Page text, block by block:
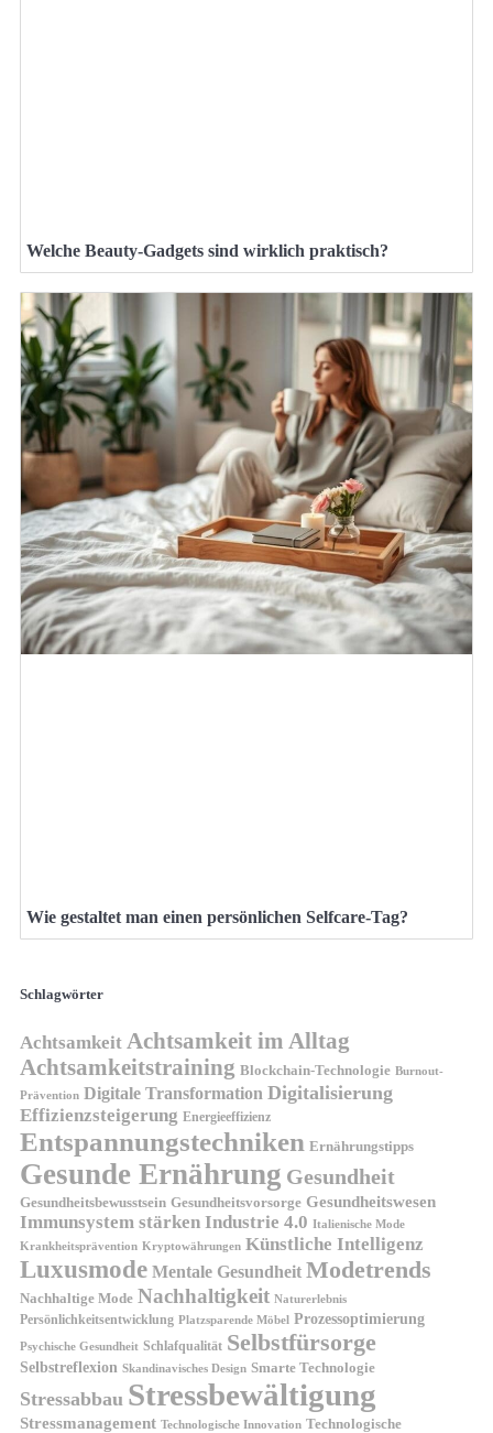
Welche Beauty-Gadgets sind wirklich praktisch?
Wie gestaltet man einen persönlichen Selfcare-Tag?
Schlagwörter
Achtsamkeit Achtsamkeit im Alltag
Achtsamkeitstraining Blockchain-Technologie Burnout-
Prävention Digitale Transformation Digitalisierung
Effizienzsteigerung Energieeffizienz
Entspannungstechniken Ernährungstipps
Gesunde Ernährung Gesundheit
Gesundheitsbewusstsein Gesundheitsvorsorge Gesundheitswesen
Immunsystem stärken Industrie 4.0 Italienische Mode
Krankheitsprävention Kryptowährungen Künstliche Intelligenz
Luxusmode Mentale Gesundheit Modetrends
Nachhaltige Mode Nachhaltigkeit Naturerlebnis
Persönlichkeitsentwicklung Platzsparende Möbel Prozessoptimierung
Psychische Gesundheit Schlafqualität Selbstfürsorge
Selbstreflexion Skandinavisches Design Smarte Technologie
Stressabbau Stressbewältigung
Stressmanagement Technologische Innovation Technologische